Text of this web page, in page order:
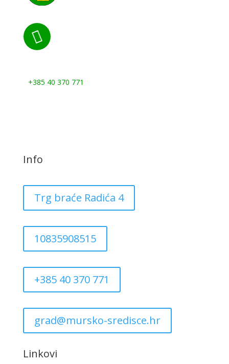

+385 40 370 771
Info
Trg braće Radića 4
10835908515
+385 40 370 771
grad@mursko-sredisce.hr
Linkovi